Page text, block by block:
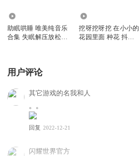
助眠哄睡 唯美纯音乐
合集 失眠解压放松
挖呀挖呀挖 在小小的
花园里面 种花 抖音
用户评论
其它游戏的名我和人
。。
回复 2022-12-21
闪耀世界官方